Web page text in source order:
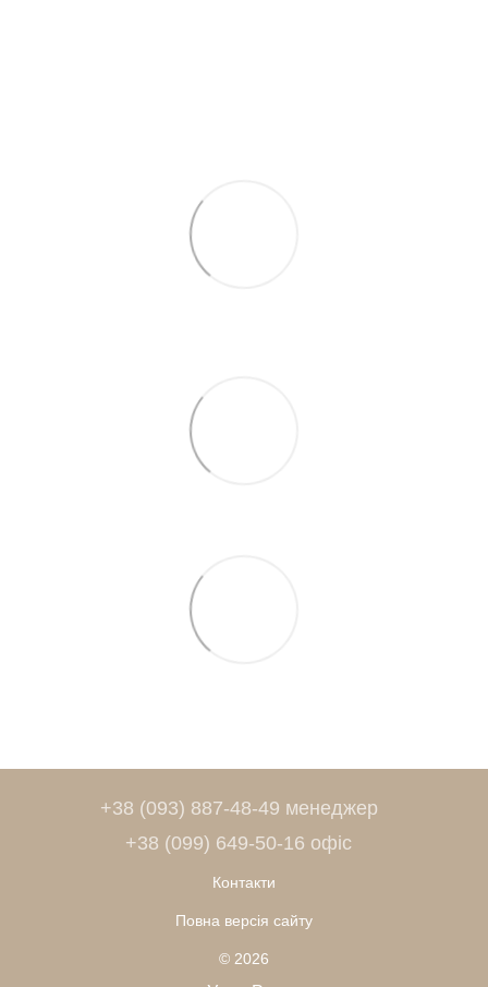
+38 (093) 887-48-49 менеджер
+38 (099) 649-50-16 офіс
Контакти
Повна версія сайту
© 2026